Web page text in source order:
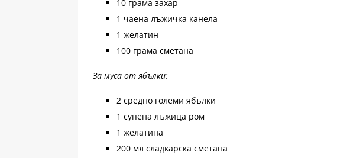
10 грама захар
1 чаена лъжичка канела
1 желатин
100 грама сметана
За муса от ябълки:
2 средно големи ябълки
1 супена лъжица ром
1 желатина
200 мл сладкарска сметана